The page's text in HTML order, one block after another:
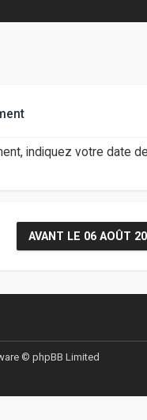
indiquez votre date
AVANT LE 06 AOÛT
© phpBB Limited